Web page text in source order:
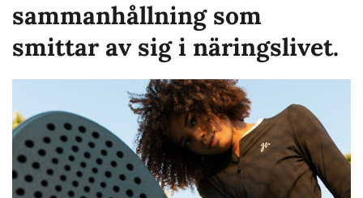
sammanhållning som
smittar av sig i näringslivet.